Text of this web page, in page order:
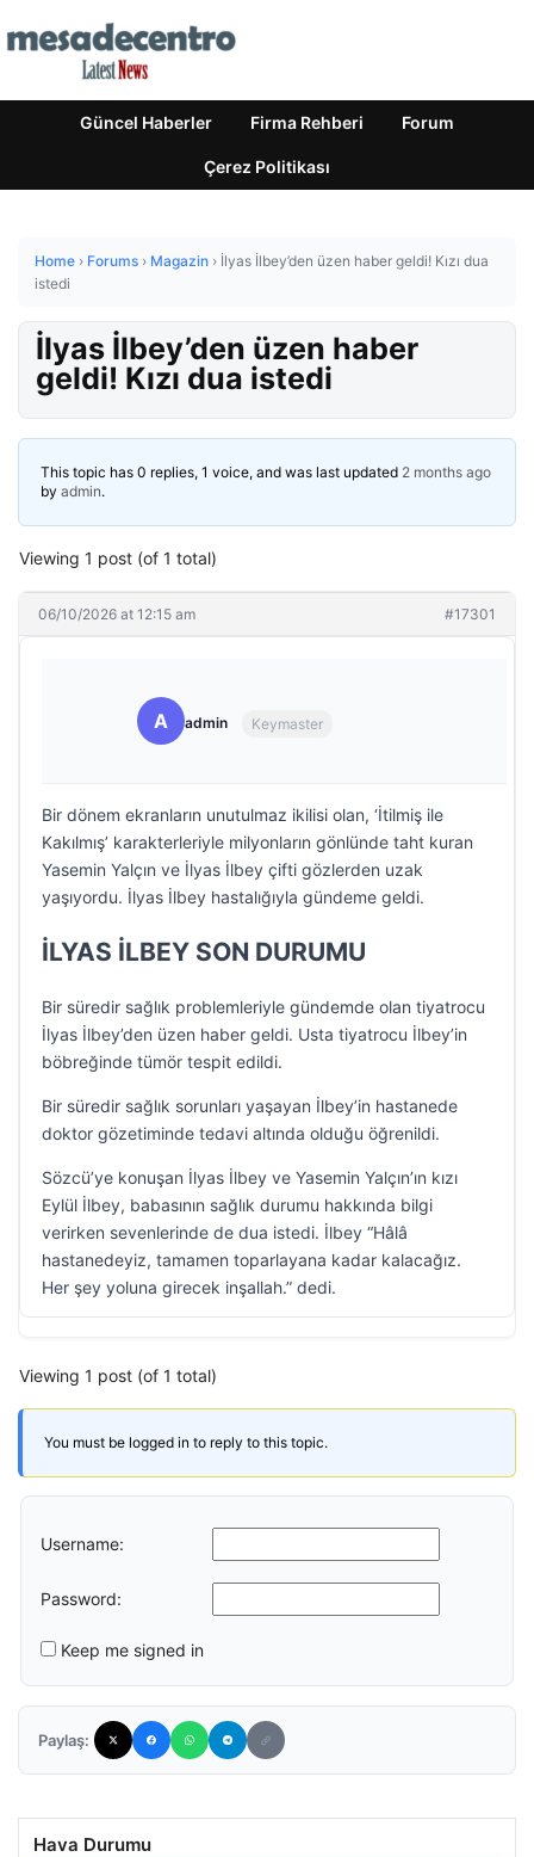
Güncel Haberler Firma Rehberi Forum
Çerez Politikası
Home › Forums › Magazin › İlyas İlbey’den üzen haber geldi! Kızı dua
istedi
İlyas İlbey’den üzen haber
geldi! Kızı dua istedi
This topic has 0 replies, 1 voice, and was last updated 2 months ago
by admin.
Viewing 1 post (of 1 total)
06/10/2026 at 12:15 am #17301
A admin Keymaster
Bir dönem ekranların unutulmaz ikilisi olan, ‘İtilmiş ile
Kakılmış’ karakterleriyle milyonların gönlünde taht kuran
Yasemin Yalçın ve İlyas İlbey çifti gözlerden uzak
yaşıyordu. İlyas İlbey hastalığıyla gündeme geldi.
İLYAS İLBEY SON DURUMU
Bir süredir sağlık problemleriyle gündemde olan tiyatrocu
İlyas İlbey’den üzen haber geldi. Usta tiyatrocu İlbey’in
böbreğinde tümör tespit edildi.
Bir süredir sağlık sorunları yaşayan İlbey’in hastanede
doktor gözetiminde tedavi altında olduğu öğrenildi.
Sözcü’ye konuşan İlyas İlbey ve Yasemin Yalçın’ın kızı
Eylül İlbey, babasının sağlık durumu hakkında bilgi
verirken sevenlerinde de dua istedi. İlbey “Hâlâ
hastanedeyiz, tamamen toparlayana kadar kalacağız.
Her şey yoluna girecek inşallah.” dedi.
Viewing 1 post (of 1 total)
You must be logged in to reply to this topic.
Username:
Password:
Keep me signed in
Paylaş:
Hava Durumu